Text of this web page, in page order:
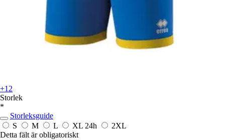
+12
Storlek
*
Storleksguide
S
M L XL 24h
2XL
Detta fält är obligatoriskt